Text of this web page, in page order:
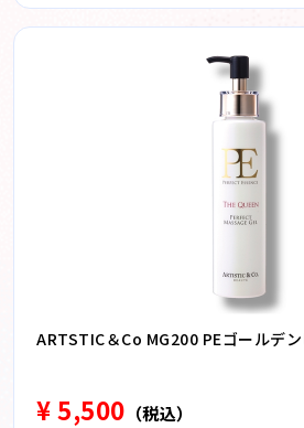
ARTSTIC＆Co MG200 PEゴールデ
¥ 5,500 （税込）